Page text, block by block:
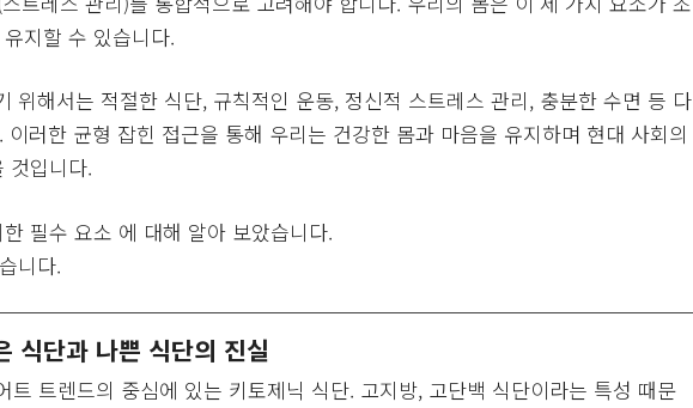
지할 수 있습니다.
위해서는 적절한 식단, 규칙적인 운동, 정신적 스트레스 관리, 충분한 수면 등 다
러한 균형 잡힌 접근을 통해 우리는 건강한 몸과 마음을 유지하며 현대 사회의
것입니다.
필수 요소 에 대해 알아 보았습니다.
니다.
식단과 나쁜 식단의 진실
트 트렌드의 중심에 있는 키토제닉 식단. 고지방, 고단백 식단이라는 특성 때문